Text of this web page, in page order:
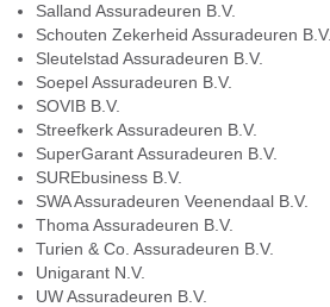
Salland Assuradeuren B.V.
Schouten Zekerheid Assuradeuren B.V.
Sleutelstad Assuradeuren B.V.
Soepel Assuradeuren B.V.
SOVIB B.V.
Streefkerk Assuradeuren B.V.
SuperGarant Assuradeuren B.V.
SUREbusiness B.V.
SWA Assuradeuren Veenendaal B.V.
Thoma Assuradeuren B.V.
Turien & Co. Assuradeuren B.V.
Unigarant N.V.
UW Assuradeuren B.V.